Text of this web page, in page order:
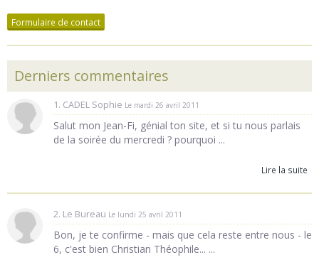
Formulaire de contact
Derniers commentaires
1. CADEL Sophie Le mardi 26 avril 2011
Salut mon Jean-Fi, génial ton site, et si tu nous parlais
de la soirée du mercredi ? pourquoi ...
Lire la suite
2. Le Bureau Le lundi 25 avril 2011
Bon, je te confirme - mais que cela reste entre nous - le
6, c'est bien Christian Théophile... ...